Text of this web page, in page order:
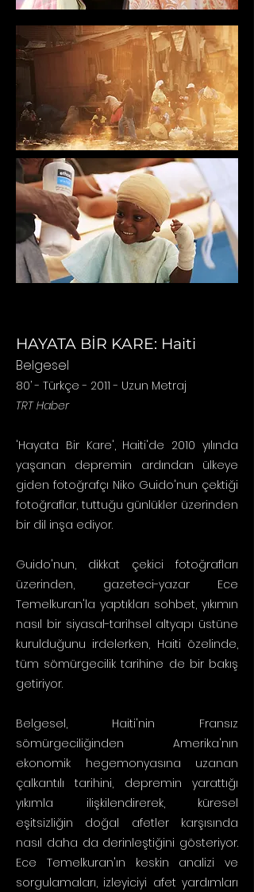
HAYATA BİR KARE: Haiti
Belgesel
80’ - Türkçe - 2011 - Uzun Metraj
TRT Haber
'Hayata Bir Kare', Haiti'de 2010 yılında
yaşanan depremin ardından ülkeye
giden fotoğrafçı Niko Guido'nun çektiği
fotoğraflar, tuttuğu günlükler üzerinden
bir dil inşa ediyor.
Guido'nun, dikkat çekici fotoğrafları
üzerinden, gazeteci-yazar Ece
Temelkuran'la yaptıkları sohbet, yıkımın
nasıl bir siyasal-tarihsel altyapı üstüne
kurulduğunu irdelerken, Haiti özelinde,
tüm sömürgecilik tarihine de bir bakış
getiriyor.
Belgesel, Haiti'nin Fransız
sömürgeciliğinden Amerika'nın
ekonomik hegemonyasına uzanan
çalkantılı tarihini, depremin yarattığı
yıkımla ilişkilendirerek, küresel
eşitsizliğin doğal afetler karşısında
nasıl daha da derinleştiğini gösteriyor.
Ece Temelkuran'ın keskin analizi ve
sorgulamaları, izleyiciyi afet yardımları